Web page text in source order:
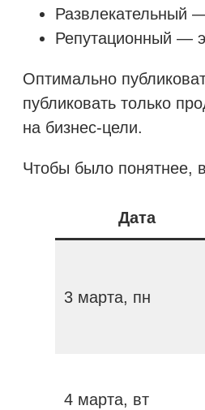
Развлекательный
Репутационный —
Оптимально
публиковать только
на бизнес-цели.
Чтобы было понятнее,
Дата
3 марта, пн
4 марта, вт